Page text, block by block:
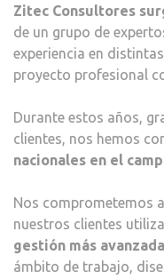
Zitec Consultores
de un grupo de
experiencia en
proyecto profesional
Durante estos años,
clientes, nos hemos
nacionales en el
Nos comprometemos
nuestros clientes
gestión más
ámbito de trabajo,